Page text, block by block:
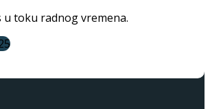
u toku radnog vremena.